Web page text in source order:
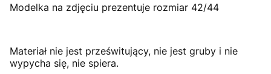
Modelka na zdjęciu prezentuje rozmiar 42/44
Materiał nie jest prześwitujący, nie jest gruby i nie
wypycha się, nie spiera.